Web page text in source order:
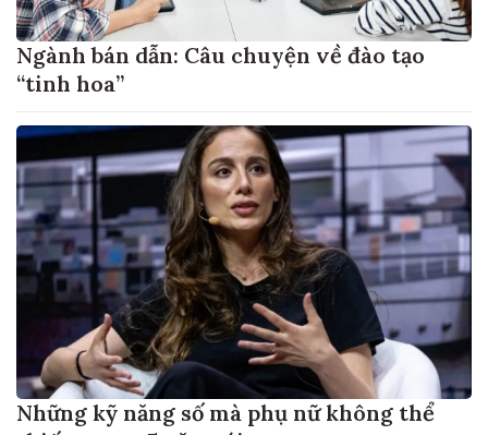
Ngành bán dẫn: Câu chuyện về đào tạo
“tinh hoa”
Những kỹ năng số mà phụ nữ không thể